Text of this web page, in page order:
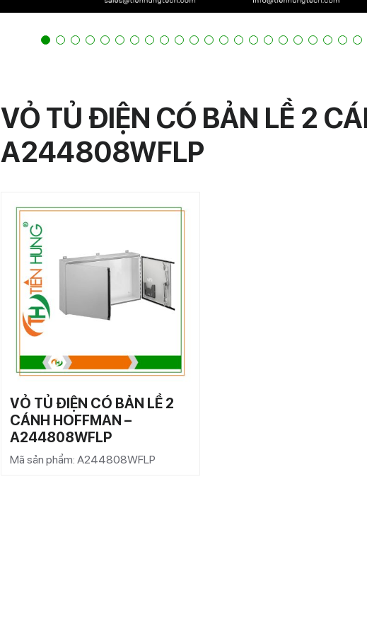
VỎ TỦ ĐIỆN CÓ BẢN LỀ 2
A244808WFLP
VỎ TỦ ĐIỆN CÓ BẢN LỀ 2
CÁNH HOFFMAN –
A244808WFLP
Mã sản phẩm: A244808WFLP